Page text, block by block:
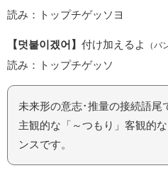
読み：トップチゲッソヨ
【덧붙이겠어】 付け加えるよ （パ
読み：トップチゲッソ
未来形の意志･推量の接続語尾
主観的な「～つもり」客観的
ンスです。